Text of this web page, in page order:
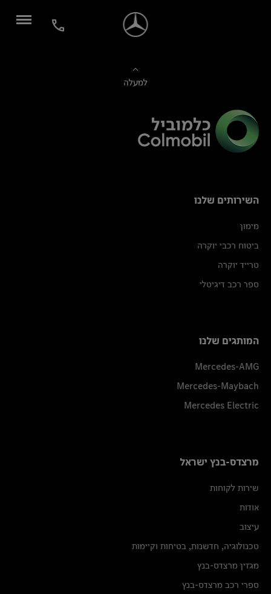
למעלה
השירותים שלנו
מימון
ביטוח רכבי יוקרה
טרייד יוקרה
ספר רכב דיגיטלי
המותגים שלנו
Mercedes-AMG
Mercedes-Maybach
Mercedes Electric
מרצדס-בנץ ישראל
שירות לקוחות
אודות
עיצוב
טכנולוגיה, חדשנות, בטיחות וקיימות
מגזין מרצדס-בנץ
ספרי רכב מרצדס-בנץ